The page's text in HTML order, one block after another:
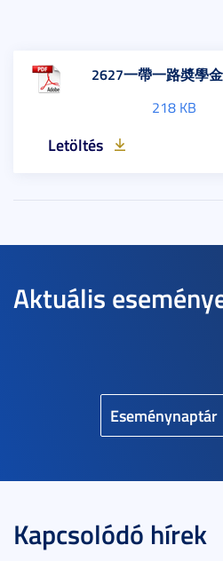
2627一帶一路奬學
218 KB
Letöltés
Aktuális
Eseménynaptár
Kapcsolódó hírek